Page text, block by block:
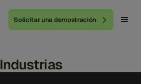
Solicitar una demostración
Industrias